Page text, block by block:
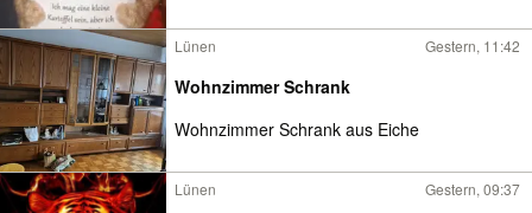
Lünen Gestern, 11:42
Wohnzimmer Schrank
Wohnzimmer Schrank aus Eiche
Lünen Gestern, 09:37